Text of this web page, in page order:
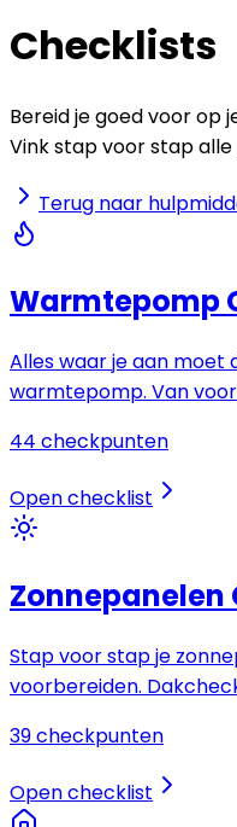
Checklists
Bereid je goed voor op
Vink stap voor stap
Terug naar
Warmtepomp
Alles waar je aan moet
warmtepomp. Van
44 checkpunten
Open checklist
Zonnepanelen
Stap voor stap je
voorbereiden.
39checkpunten
Open checklist